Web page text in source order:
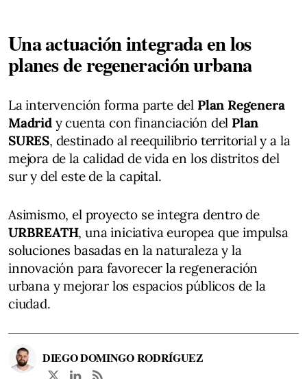
Una actuación integrada en los
planes de regeneración urbana
La intervención forma parte del Plan Regenera
Madridy cuenta con financiación del Plan
SURES, destinado al reequilibrio territorial y a la
mejora de la calidad de vida en los distritos del
sur y del este de la capital.
Asimismo, el proyecto se integra dentro de
URBREATH, una iniciativa europea que impulsa
soluciones basadas en la naturaleza y la
innovación para favorecer la regeneración
urbana y mejorar los espacios públicos de la
ciudad.
DIEGO DOMINGO RODRÍGUEZ